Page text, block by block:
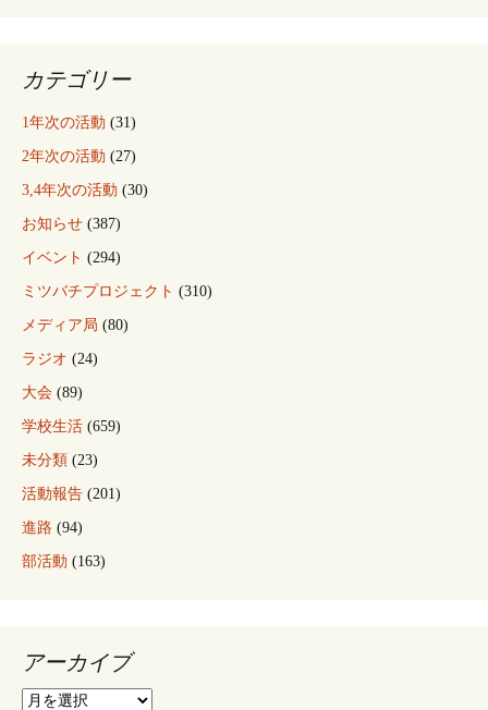
カテゴリー
1年次の活動 (31)
2年次の活動 (27)
3,4年次の活動 (30)
お知らせ (387)
イベント (294)
ミツバチプロジェクト (310)
メディア局 (80)
ラジオ (24)
大会 (89)
学校生活 (659)
未分類 (23)
活動報告 (201)
進路 (94)
部活動 (163)
アーカイブ
ア